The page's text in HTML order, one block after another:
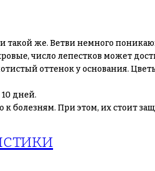
такой же. Ветви немного
число лепестков может
оттенок у основания.
дней.
болезням. При этом, их стоит